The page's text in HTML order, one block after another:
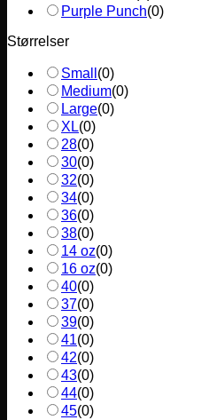
Purple Punch(0)
Størrelser
Small (0)
Medium(0)
Large(0)
XL(0)
28(0)
30(0)
32(0)
34(0)
36(0)
38(0)
14 oz(0)
16 oz(0)
40(0)
37(0)
39(0)
41(0)
42(0)
43(0)
44(0)
45(0)